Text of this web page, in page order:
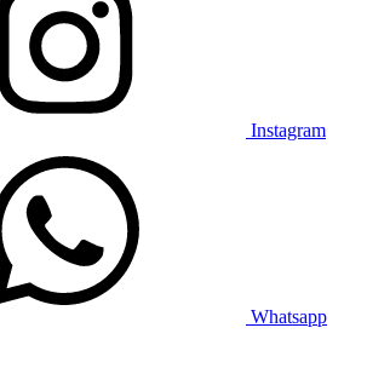
Instagram
Whatsapp